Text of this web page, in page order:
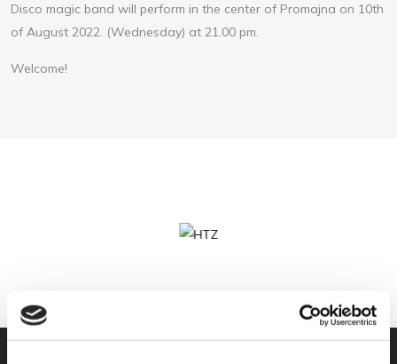
Disco magic band will perform in the center of Promajna on 10th
of August 2022. (Wednesday) at 21.00 pm.
Welcome!